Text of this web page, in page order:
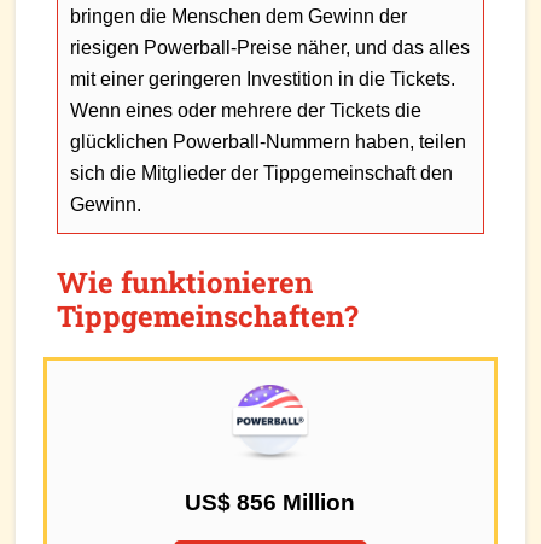
bringen die Menschen dem Gewinn der
riesigen Powerball-Preise näher, und das alles
mit einer geringeren Investition in die Tickets.
Wenn eines oder mehrere der Tickets die
glücklichen Powerball-Nummern haben, teilen
sich die Mitglieder der Tippgemeinschaft den
Gewinn.
Wie funktionieren
Tippgemeinschaften?
US$ 856 Million